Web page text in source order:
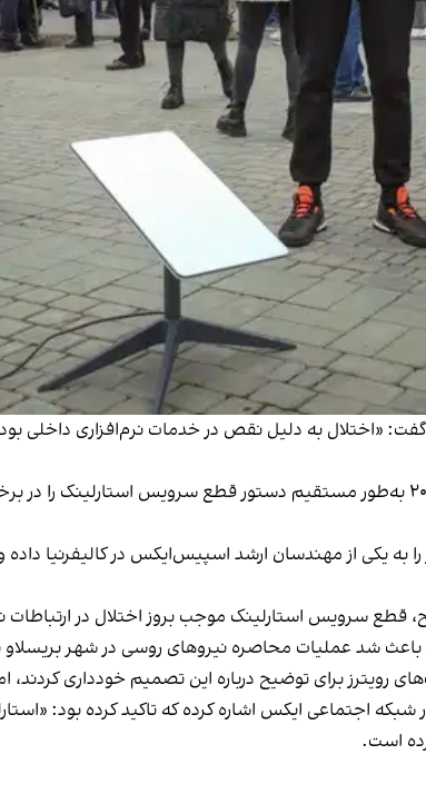
«اختلال به‌ دلیل نقص در خدمات نرم‌افزاری داخلی
پیش‌تر رویترز گزارش داده بود که ایلان ماسک در سال ۲۰۲۲ به‌طور مستقیم دستور
به یکی از مهندسان ارشد اسپیس‌ایکس در کالیفرنیا
قطع سرویس استارلینک موجب بروز اختلال در ارتباطات
باعث شد عملیات محاصره نیروهای روسی در شهر
برای توضیح درباره این تصمیم خودداری
اجتماعی ایکس اشاره کرده که تاکید کرده بود:
است.